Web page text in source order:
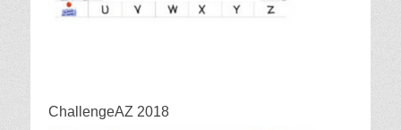
ChallengeAZ 2018